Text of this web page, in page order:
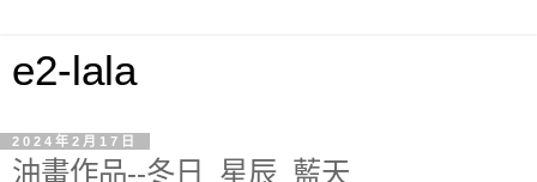
e2-lala
2024年2月17日
油畫作品--冬日_星辰_藍天